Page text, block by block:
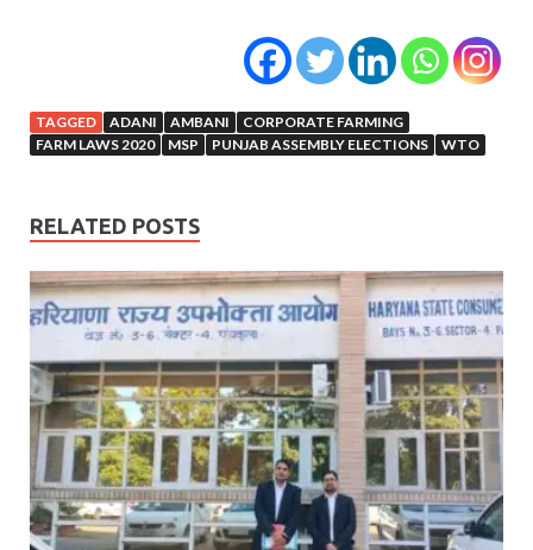
TAGGED ADANI AMBANI
CORPORATE FARMING
FARM LAWS 2020
MSP PUNJAB ASSEMBLY ELECTIONS WTO
RELATED POSTS